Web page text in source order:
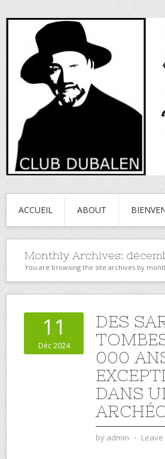
ACCUEIL ABOUT
Monthly Archives:
You are browsing the site archives by
11
Déc 2024
DES
000
DANS
by admin ⋅